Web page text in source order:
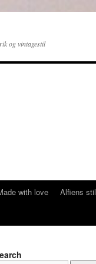
og vintagestil
with love
Alfiens stil